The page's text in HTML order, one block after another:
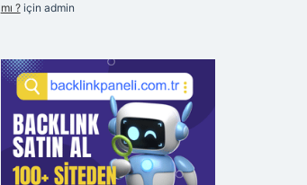
mı ?için admin